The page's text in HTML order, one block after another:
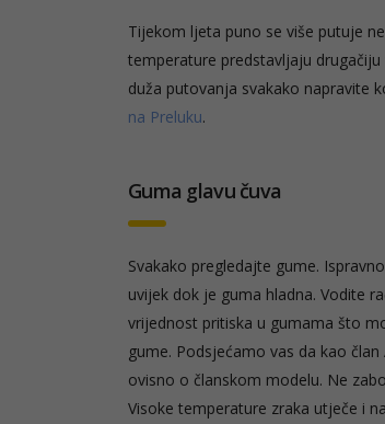
Tijekom ljeta puno se više putuje
temperature predstavljaju
duža putovanja svakako napravite
na Preluku.
Guma glavu čuva
Svakako pregledajte gume.
uvijek dok je guma hladna. Vodite
vrijednost pritiska u gumama što
gume. Podsjećamo vas da kao
ovisno o članskom modelu. Ne
Visoke temperature zraka utječe i